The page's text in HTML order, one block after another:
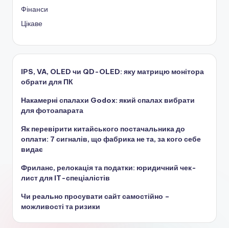
Фінанси
Цікаве
IPS, VA, OLED чи QD-OLED: яку матрицю монітора
обрати для ПК
Накамерні спалахи Godox: який спалах вибрати
для фотоапарата
Як перевірити китайського постачальника до
оплати: 7 сигналів, що фабрика не та, за кого себе
видає
Фриланс, релокація та податки: юридичний чек-
лист для IT-спеціалістів
Чи реально просувати сайт самостійно –
можливості та ризики